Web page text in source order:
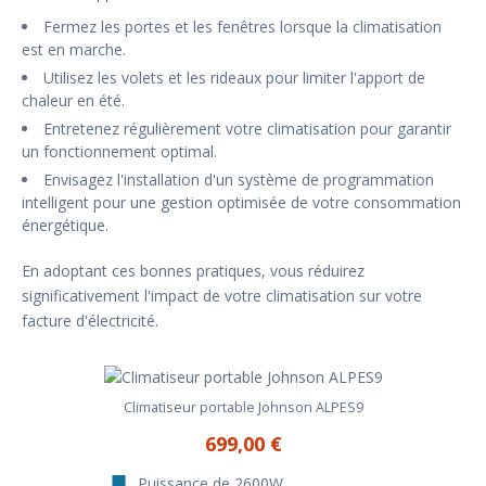
Fermez les portes et les fenêtres lorsque la climatisation
est en marche.
Utilisez les volets et les rideaux pour limiter l'apport de
chaleur en été.
Entretenez régulièrement votre climatisation pour garantir
un fonctionnement optimal.
Envisagez l'installation d'un système de programmation
intelligent pour une gestion optimisée de votre consommation
énergétique.
En adoptant ces bonnes pratiques, vous réduirez
significativement l'impact de votre climatisation sur votre
facture d'électricité.
Climatiseur portable Johnson ALPES9
699,00 €